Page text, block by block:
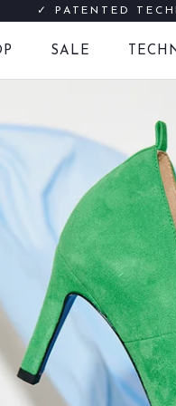
✓ PATENTED
LATER PAY
FREE
SALE